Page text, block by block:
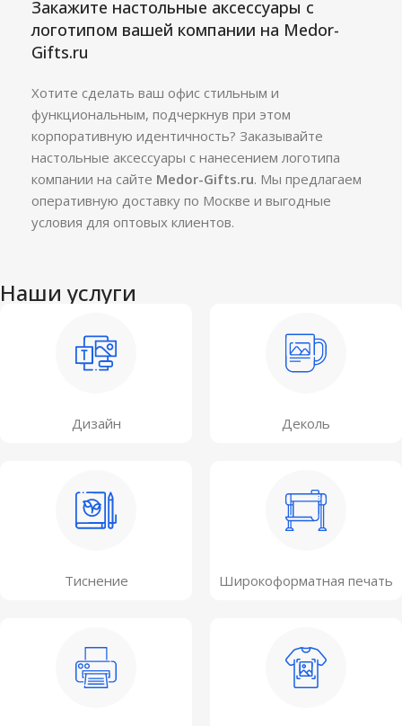
Закажите настольные аксессуары с
логотипом вашей компании на Medor-
Gifts.ru
Хотите сделать ваш офис стильным и
функциональным, подчеркнув при этом
корпоративную идентичность? Заказывайте
настольные аксессуары с нанесением логотипа
компании на сайте Medor-Gifts.ru. Мы предлагаем
оперативную доставку по Москве и выгодные
условия для оптовых клиентов.
Наши услуги
Дизайн Деколь
Тиснение Широкоформатная печать